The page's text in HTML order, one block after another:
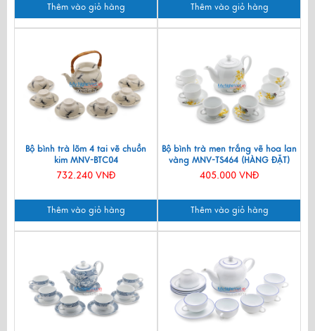
Thêm vào giỏ hàng Thêm vào giỏ hàng
Bộ bình trà lõm 4 tai vẽ chuồn
kim MNV-BTC04
732.240 VNĐ
Thêm vào giỏ hàng
Bộ bình trà men trắng vẽ hoa lan
vàng MNV-TS464 (HÀNG ĐẶT)
405.000 VNĐ
Thêm vào giỏ hàng